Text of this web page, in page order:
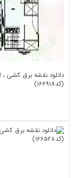
دانلود نقشه برق کشی
(کد166918)